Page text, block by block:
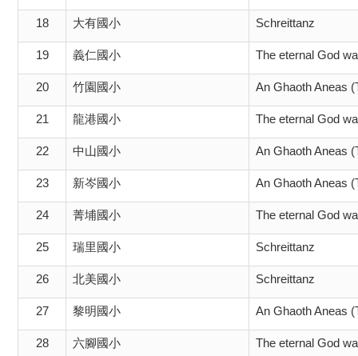
18 大有國小 Schreittanz
19 義仁國小 The eternal God
20 竹園國小 An Ghaoth Aneas
21 龍港國小 The eternal God
22 中山國小 An Ghaoth Aneas
23 新岑國小 An Ghaoth Aneas
24 菁埔國小 The eternal God
25 瑞里國小 Schreittanz
26 北美國小 Schreittanz
27 黎明國小 An Ghaoth Aneas
28 六腳國小 The eternal God